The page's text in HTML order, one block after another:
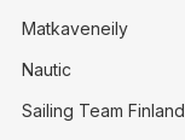
Matkaveneily
Nautic
Sailing Team Finland